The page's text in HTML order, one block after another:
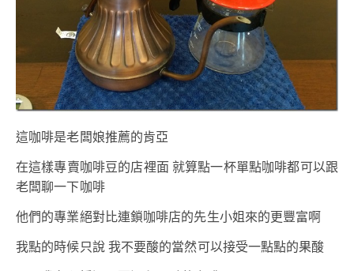
這咖啡是老闆娘推薦的肯亞
在這樣專賣咖啡豆的店裡面 就算點一杯單點咖啡都可以跟
老闆聊一下咖啡
他們的專業絕對比連鎖咖啡店的先生小姐來的更豐富啊
我點的時候只說 我不要酸的當然可以接受一點點的果酸